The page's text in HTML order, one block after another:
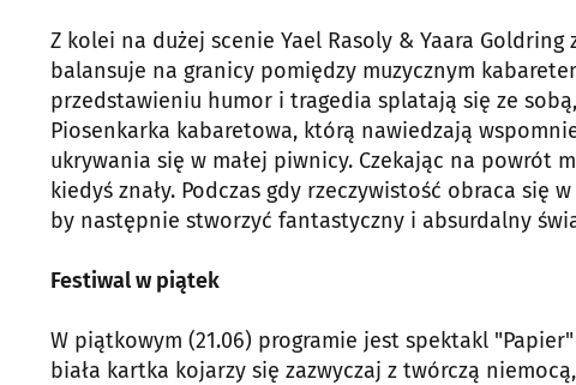
Z kolei na dużej scenie Yael Rasoly & Yaara
balansuje na granicy pomiędzy muzycznym
przedstawieniu humor i tragedia splatają się ze
Piosenkarka kabaretowa, którą nawiedzają
ukrywania się w małej piwnicy. Czekając na powrót
kiedyś znały. Podczas gdy rzeczywistość obraca się
by następnie stworzyć fantastyczny i absurdalny
Festiwal w piątek
W piątkowym (21.06) programie jest spektakl
biała kartka kojarzy się zazwyczaj z twórczą